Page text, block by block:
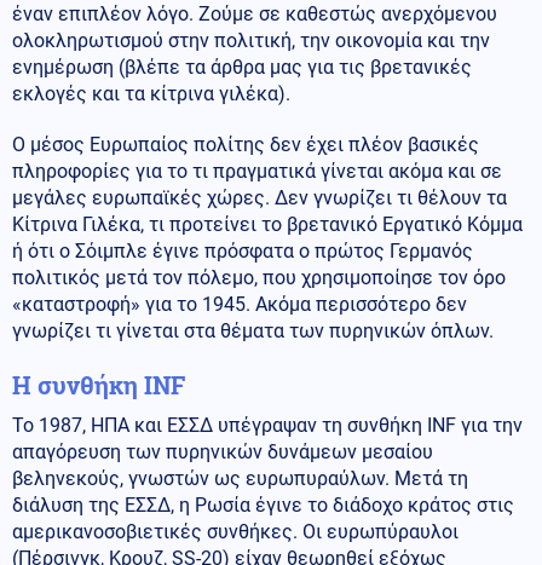
έναν επιπλέον λόγο. Ζούμε σε καθεστώς ανερχόμενου
ολοκληρωτισμού στην πολιτική, την οικονομία και την
ενημέρωση (βλέπε τα άρθρα μας για τις βρετανικές
εκλογές και τα κίτρινα γιλέκα).
Ο μέσος Ευρωπαίος πολίτης δεν έχει πλέον βασικές
πληροφορίες για το τι πραγματικά γίνεται ακόμα και σε
μεγάλες ευρωπαϊκές χώρες. Δεν γνωρίζει τι θέλουν τα
Κίτρινα Γιλέκα, τι προτείνει το βρετανικό Εργατικό Κόμμα
ή ότι ο Σόιμπλε έγινε πρόσφατα ο πρώτος Γερμανός
πολιτικός μετά τον πόλεμο, που χρησιμοποίησε τον όρο
«καταστροφή» για το 1945. Ακόμα περισσότερο δεν
γνωρίζει τι γίνεται στα θέματα των πυρηνικών όπλων.
Η συνθήκη INF
Το 1987, ΗΠΑ και ΕΣΣΔ υπέγραψαν τη συνθήκη INF για την
απαγόρευση των πυρηνικών δυνάμεων μεσαίου
βεληνεκούς, γνωστών ως ευρωπυραύλων. Μετά τη
διάλυση της ΕΣΣΔ, η Ρωσία έγινε το διάδοχο κράτος στις
αμερικανοσοβιετικές συνθήκες. Οι ευρωπύραυλοι
(Πέρσινγκ, Κρουζ, SS-20) είχαν θεωρηθεί εξόχως